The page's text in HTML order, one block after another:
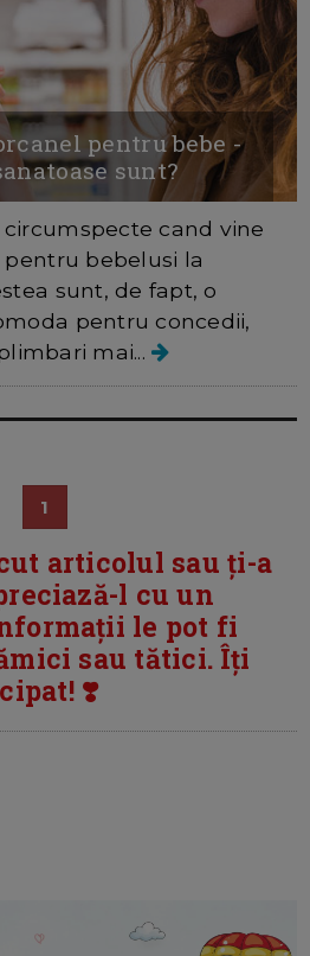
pentru bebe -
sunt?
cand vine
bebelusi la
sunt, de fapt, o
pentru concedii,
mai...
1
articolul sau ți-a
l cu un
le pot fi
sau tătici. Îți
❣️